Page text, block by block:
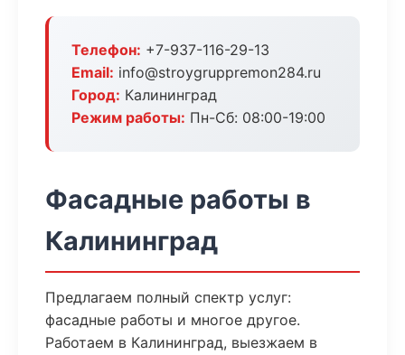
Телефон: +7-937-116-29-13
Email: info@stroygruppremon284.ru
Город: Калининград
Режим работы: Пн-Сб: 08:00-19:00
Фасадные работы в
Калининград
Предлагаем полный спектр услуг:
фасадные работы и многое другое.
Работаем в Калининград, выезжаем в